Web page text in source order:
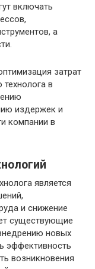
включать
а
затрат
в
издержек и
компании в
является
и снижение
существующие
новых
эффективность
возникновения